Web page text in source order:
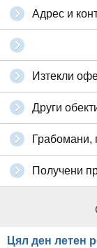
Адрес и
Изтекли
Други
Грабомани,
Получени
Цял ден летен